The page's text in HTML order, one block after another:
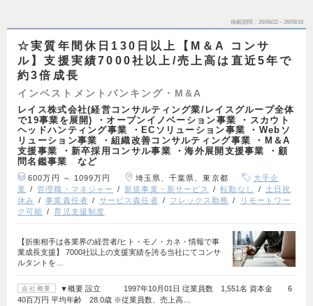
掲載期間 26/06/22～26/08/16
☆実質年間休日130日以上【M＆A コンサ
ル】支援実績7000社以上/売上高は直近5年で
約3倍成長
インベストメントバンキング・M&A
レイス株式会社(経営コンサルティング業/レイスグループ全体
で19事業を展開) ・オープンイノベーション事業 ・スカウト
ヘッドハンティング事業 ・ECソリューション事業 ・Webソ
リューション事業 ・組織改善コンサルティング事業 ・M＆A
支援事業 ・新卒採用コンサル事業 ・海外展開支援事業 ・顧
問名鑑事業 など
600万円 ～ 1099万円 埼玉県、千葉県、東京都
大手企
業
管理職・マネジャー 新規事業・新サービス 転勤なし
土日祝
休み
事業責任者 サービス責任者 フレックス勤務
リモートワー
ク可能
育児支援制度
【折衝相手は各業界の経営者/ヒト・モノ・カネ・情報で事
業成長支援】 7000社以上の支援実績を誇る当社にてコンサ
ルタントを…
会社概要
▼概要 設立 1997年10月01日 従業員数 1,551名 資本金 6
40百万円 平均年齢 28.0歳 ※従業員数、売上高…